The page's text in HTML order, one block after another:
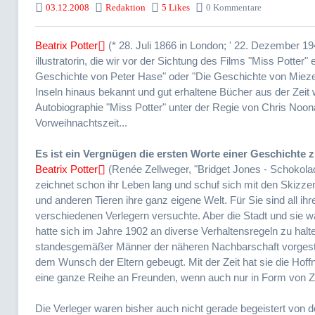
03.12.2008 Redaktion 5 Likes 0 Kommentare
Beatrix Potter
(* 28. Juli 1866 in London; ' 22. Dezember
illustratorin, die wir vor der Sichtung des Films "Miss
Geschichte von Peter Hase" oder "Die Geschichte von
Inseln hinaus bekannt und gut erhaltene Bücher aus der
Autobiographie "Miss Potter" unter der Regie von Chris
Vorweihnachtszeit...
Es ist ein Vergnügen die ersten Worte einer Geschichte
Beatrix Potter
(Renée Zellweger, "Bridget Jones -
zeichnet schon ihr Leben lang und schuf sich mit den
und anderen Tieren ihre ganz eigene Welt. Für Sie sind all
verschiedenen Verlegern versuchte. Aber die Stadt und sie
hatte sich im Jahre 1902 an diverse Verhaltensregeln zu
standesgemäßer Männer der näheren Nachbarschaft
dem Wunsch der Eltern gebeugt. Mit der Zeit hat sie die
eine ganze Reihe an Freunden, wenn auch nur in Form von
Die Verleger waren bisher auch nicht gerade begeistert von